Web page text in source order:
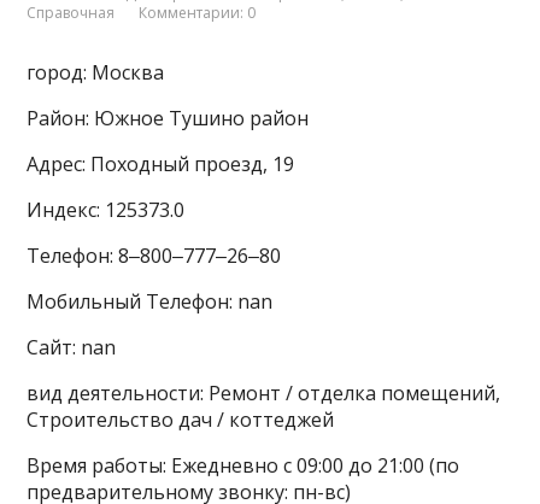
Справочная
Комментарии: 0
город: Москва
Район: Южное Тушино район
Адрес: Походный проезд, 19
Индекс: 125373.0
Телефон: 8‒800‒777‒26‒80
Мобильный Телефон: nan
Сайт: nan
вид деятельности: Ремонт / отделка помещений,
Строительство дач / коттеджей
Время работы: Ежедневно с 09:00 до 21:00 (по
предварительному звонку: пн-вс)